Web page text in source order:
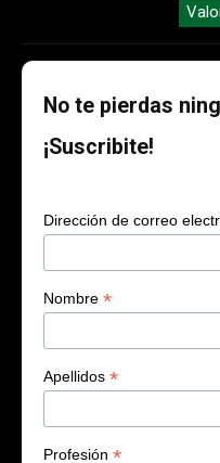
No te pierdas
¡Suscribite!
Dirección de correo
Nombre *
Apellidos *
Profesión *